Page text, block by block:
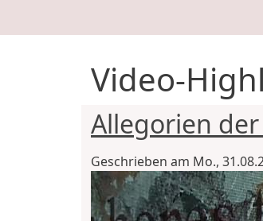
Video-
Allegorien
Geschrieben am Mo.,